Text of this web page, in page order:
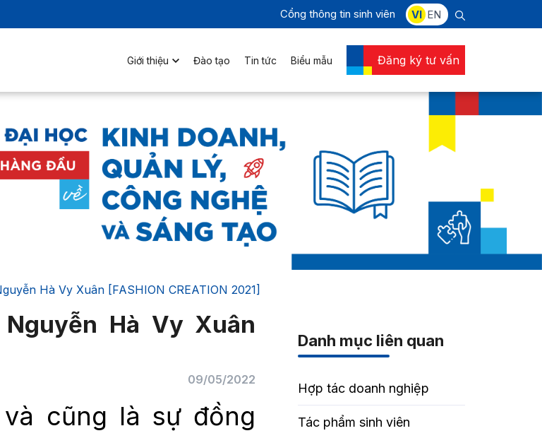
Cổng thông tin sinh viên VI EN
Giới thiệu Đào tạo Tin tức Biểu mẫu Đăng ký tư vấn
Hà Vy Xuân [FASHION CREATION 2021]
Nguyễn Hà Vy Xuân
09/05/2022
và cũng là sự đồng
Danh mục liên quan
Hợp tác doanh nghiệp
Tác phẩm sinh viên